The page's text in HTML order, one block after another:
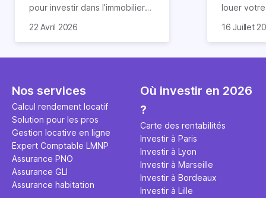
pour investir dans l’immobilier
nombreux avantages à choisir
expliquons tout dans cet
22 Avril 2026
louer
expert en
règle
ce secret
l'argent
principale
études et
16 Juillet
Nos services
Calcul rendement locatif
Solution pour les pros
Gestion locative en ligne
Expert Comptable LMNP
Assurance PNO
Assurance GLI
Assurance habitation
Où investir en 2026
?
Carte des rentabilités
Investir à Paris
Investir à Lyon
Investir à Marseille
Investir à Bordeaux
Investir à Lille